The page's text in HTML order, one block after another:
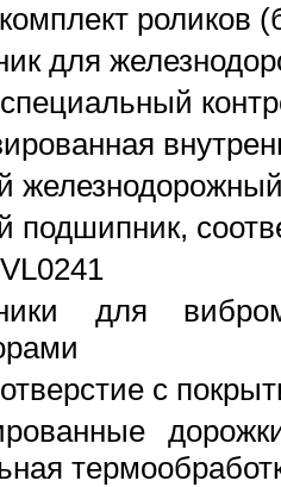
роликов
для
подшипник,
для
с